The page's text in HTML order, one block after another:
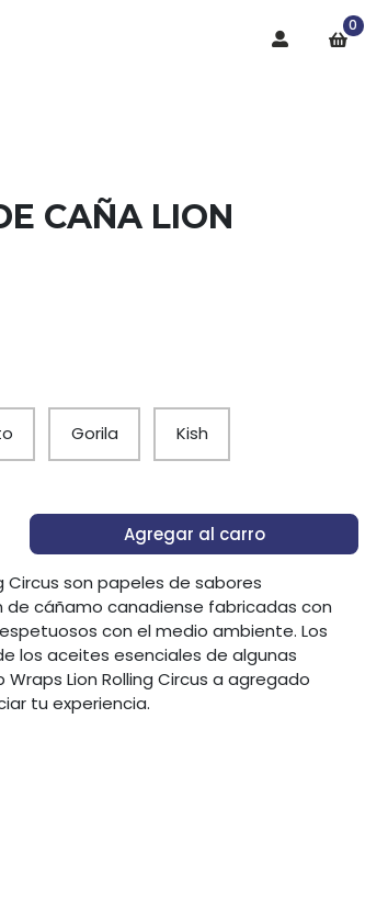
0
CAÑA LION
Gorila Kish
Agregar al carro
Circus son papeles de sabores
cáñamo canadiense fabricadas con
con el medio ambiente. Los
los aceites esenciales de algunas
Lion Rolling Circus a agregado
tu experiencia.